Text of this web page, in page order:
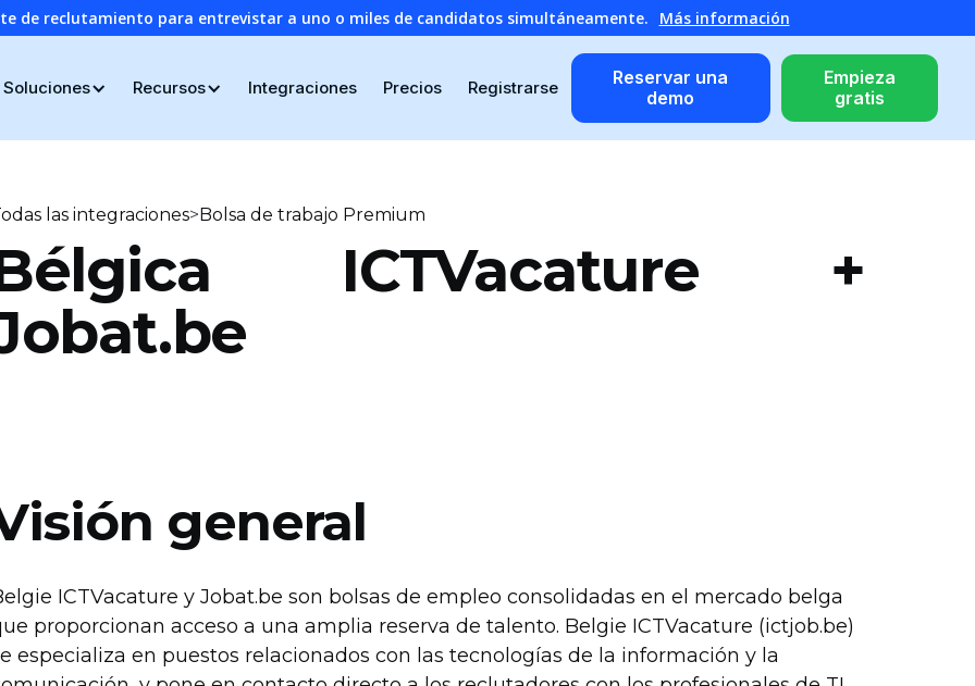
de reclutamiento para entrevistar a uno o miles de candidatos simultáneamente. Más información
Soluciones Recursos Integraciones Precios Registrarse
Reservar una
demo
Empieza
gratis
las integraciones>Bolsa de trabajo Premium
ICTVacature +
general
ICTVacature y Jobat.be son bolsas de empleo consolidadas en el mercado belga
proporcionan acceso a una amplia reserva de talento. Belgie ICTVacature (ictjob.be)
especializa en puestos relacionados con las tecnologías de la información y la